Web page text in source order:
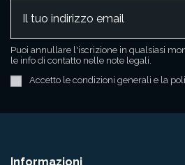
Puoi annullare l'iscrizione in qualsiasi
le info di contatto nelle note legali.
Accetto le condizioni generali e la
Informazioni